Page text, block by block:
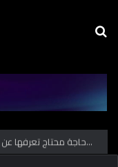
كل حاجة محتاج تعرفها عن طرابزون سبور.. فريق “محمد صـلاح” الجديد